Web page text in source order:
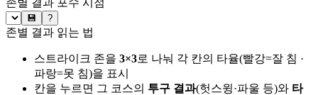
존별 결과 포수 시점
💾 ?
존별 결과 읽는 법
스트라이크 존을 3×3로 나눠 각 칸의 타율(빨강=잘 침 ·
파랑=못 침)을 표시
칸을 누르면 그 코스의 투구 결과(헛스윙·파울 등)와 타